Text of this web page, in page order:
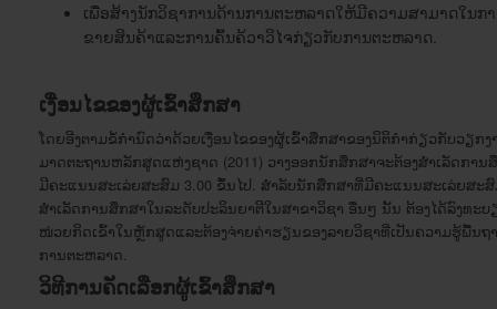
ເພື່ອສ້າງນັກວິຊາການດ້ານການຕະຫລາດໃຫ້ມີຄວາມສາມາດໃນ
ຂາຍສິນຄ້າແລະການຄົ້ນຄ້ວາວິໄຈກ່ຽວກັບການຕະຫລາດ.
ເງື່ອນໄຂຂອງຜູ້ເຂົ້າສຶກສາ
ໂດຍອີງຕາມຂໍ້ກຳນົດວ່າດ້ວຍເງື່ອນໄຂຂອງຜູ້ເຂົ້າສຶກສາຂອງນິຕິກໍາກ່ຽວກັບວຽກ
ມາດຕະຖານຫລັກສູດແຫ່ງຊາດ (2011) ວາງອອກນັກສຶກສາຈະຕ້ອງສຳເລັດກ
ມີຄະແນນສະເລ່ຍສະສົມ 3.00 ຂຶ້ນໄປ. ສຳລັບນັກສຶກສາທີ່ມີຄະແນນສະເລ່ຍສ
ສຳເລັດການສຶກສາໃນລະດັບປະລິນຍາຕີໃນສາຂາວິຊາ ອື່ນໆ ນັ້ນ ຕ້ອງໄດ້ລົງ
ໜ່ວຍກິດເຂົ້າໃນຫຼັກສູດແລະຕ້ອງ​ຈ່າຍ​ຄ່າ​ຮຽນ​ຂອງ​ລາຍ​ວິຊາ​ທີ່ເປັນຄວາມ​ຮູ້​ພື້ນ
ການຕະຫລາດ.
ວິທີການຄັດເລືອກຜູ້ເຂົ້າສຶກສາ